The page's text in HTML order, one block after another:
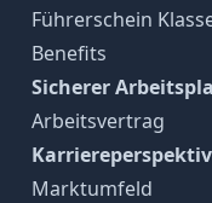
Führerschein
Benefits
Sicherer
Arbeitsvertrag
Marktumfeld